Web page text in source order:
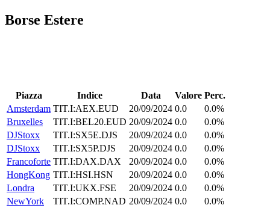
Borse Estere
Piazza Indice Data Valore Perc.
Amsterdam TIT.I:AEX.EUD 20/09/2024 0.0
0.0%
Bruxelles
TIT.I:BEL20.EUD 20/09/2024 0.0
0.0%
DJStoxx
TIT.I:SX5E.DJS 20/09/2024 0.0
0.0%
DJStoxx
TIT.I:SX5P.DJS 20/09/2024 0.0
0.0%
Francoforte TIT.I:DAX.DAX 20/09/2024 0.0
0.0%
HongKong TIT.I:HSI.HSN 20/09/2024 0.0
0.0%
Londra
TIT.I:UKX.FSE 20/09/2024 0.0
0.0%
NewYork
TIT.I:COMP.NAD 20/09/2024 0.0
0.0%